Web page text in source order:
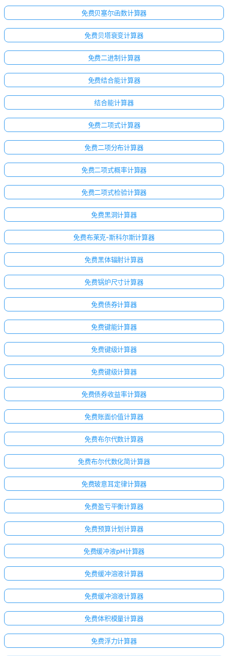
题
提
您
第
个
题
免费贝塞尔函数计算器
免费贝塔衰变计算器
免费二进制计算器
免费结合能计算器
结合能计算器
免费二项式计算器
免费二项分布计算器
免费二项式概率计算器
免费二项式检验计算器
免费黑洞计算器
免费布莱克-斯科尔斯计算器
免费黑体辐射计算器
免费锅炉尺寸计算器
免费债券计算器
免费键能计算器
免费键级计算器
免费键级计算器
免费债券收益率计算器
免费账面价值计算器
免费布尔代数计算器
免费布尔代数化简计算器
免费玻意耳定律计算器
免费盈亏平衡计算器
免费预算计划计算器
免费缓冲液pH计算器
免费缓冲溶液计算器
免费缓冲溶液计算器
免费体积模量计算器
免费浮力计算器